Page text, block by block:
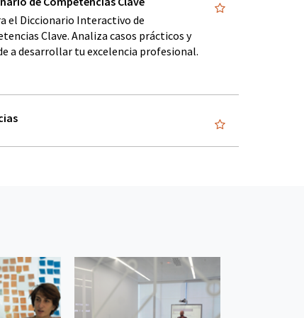
el Diccionario Interactivo de
Clave. Analiza casos prácticos y
a desarrollar tu excelencia profesional.